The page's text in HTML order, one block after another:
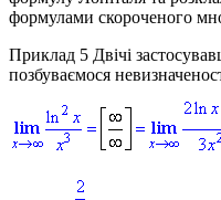
формулами скороченого
Приклад 5 Двічі
позбуваємося